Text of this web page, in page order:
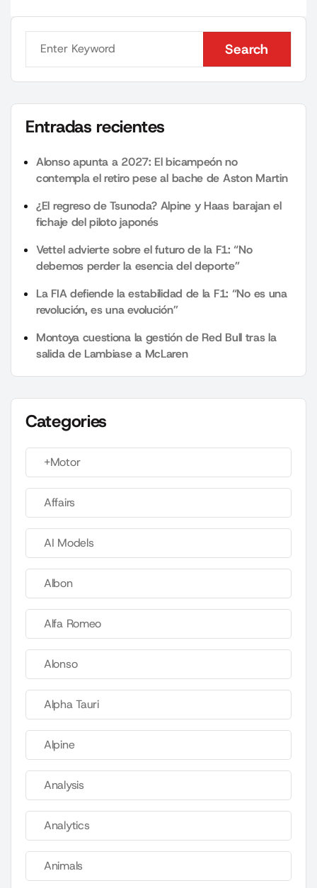
Search
Search
Entradas recientes
Alonso apunta a 2027: El bicampeón no
contempla el retiro pese al bache de Aston Martin
¿El regreso de Tsunoda? Alpine y Haas barajan el
fichaje del piloto japonés
Vettel advierte sobre el futuro de la F1: “No
debemos perder la esencia del deporte”
La FIA defiende la estabilidad de la F1: “No es una
revolución, es una evolución”
Montoya cuestiona la gestión de Red Bull tras la
salida de Lambiase a McLaren
Categories
+Motor
Affairs
AI Models
Albon
Alfa Romeo
Alonso
Alpha Tauri
Alpine
Analysis
Analytics
Animals